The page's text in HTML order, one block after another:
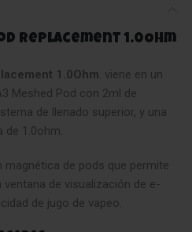
Replacement 1.0Ohm
1.0Ohm. viene en un
Meshed Pod con 2ml de
de llenado superior, y una
de 1.0ohm.
de pods que permite
de visualización de e-
de jugo de vapeo.